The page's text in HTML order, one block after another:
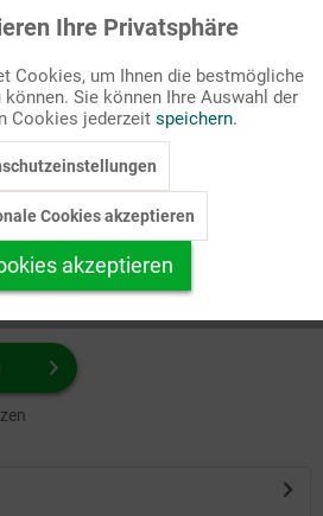
Produktformat aus.
Weiß-Grafik, mit/ohne Text ...
Aktiv
Inaktiv
Inaktiv
Ihre Privatsphäre
Cookies, um Ihnen die bestmögliche
Sie können Ihre Auswahl der
Cookies jederzeit speichern.
Cookies akzeptieren
akzeptieren